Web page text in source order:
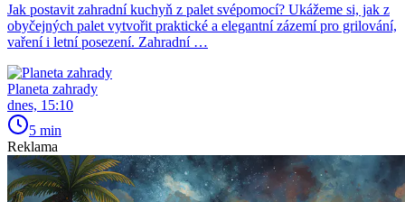
Jak postavit zahradní kuchyň z palet svépomocí? Ukážeme si, jak z
obyčejných palet vytvořit praktické a elegantní zázemí pro grilování,
vaření i letní posezení. Zahradní …
Planeta zahrady
dnes, 15:10
5 min
Reklama